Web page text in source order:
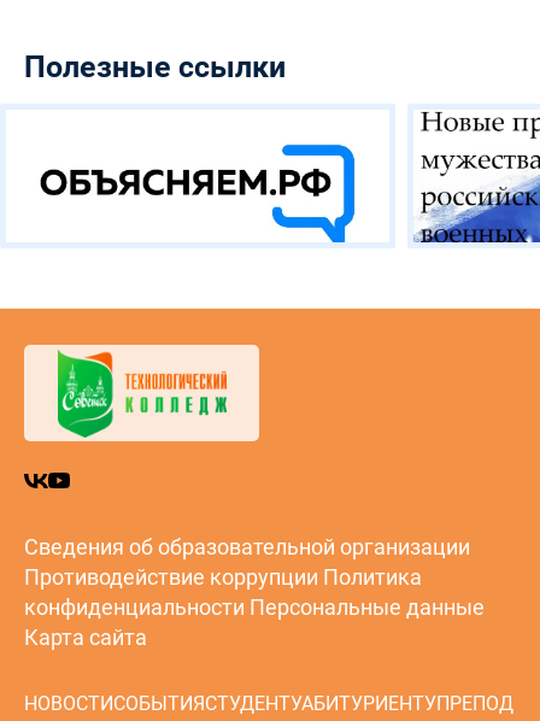
Полезные ссылки
Сведения об образовательной организации
Противодействие коррупции Политика
конфиденциальности Персональные данные
Карта сайта
НОВОСТИСОБЫТИЯСТУДЕНТУАБИТУРИЕНТУПРЕПОД